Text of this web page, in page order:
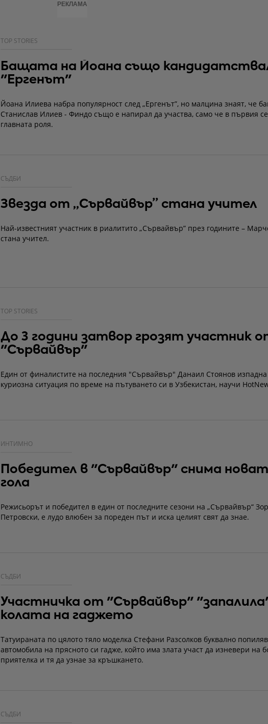
TOP STORIES
Бащата на Йоана също
"Ергенът"
Йоана Илиева набра популярност след „Ергенът”, но малцина знаят, че
Станислав Илиев - Финдо също е напирал да участва, само че в първия
главната роля.
СЪДБИ
Звезда от „Сървайвър” стана учител
Най-известният участник в риалитито „Сървайвър” през годините –
стана учител.
TOP STORIES
До 3 години затвор грозят участник
"Сървайвър"
Един от финалистите на последния "Сървайвър" Данаил Стоянов
куриозна ситуация по време на пътуването си в Узбекистан, научи
ИНТИМНО
Победител в "Сървайвър" снима
гола
Режисьорът и победител в един от последните сезони на „Сървайвър“
Петровски, е лудо влюбен за пореден път и иска целият свят да знае.
СЪДБИ
Участничка от "Сървайвър"
колата на гаджето
Татуираната по цялото тяло моделка Стефани Разсолков буквално
автомобила на прясното си гадже, който има злата участ да изневери на
приятелка и тя да узнае за кръшкането.
СЪДБИ
РЕКЛАМА